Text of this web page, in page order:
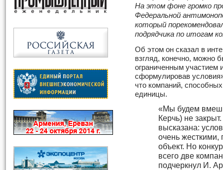
На этом фоне громко
Федеральной
который
подрядчика по итогам
Об этом он сказал в
взгляд, конечно, можно
ограниченным участием
сформулировав
что компаний,
единицы.
«Мы будем
Керчь) не
высказана:
очень жесткими,
объект. Но
всего две
подчеркнул И.